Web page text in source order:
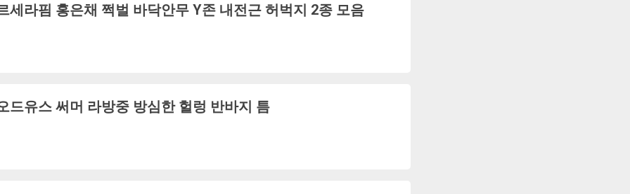
세라핌 홍은채 쩍벌 바닥안무 Y존 내전근 허벅지 2종 모음
드유스 써머 라방중 방심한 헐렁 반바지 틈